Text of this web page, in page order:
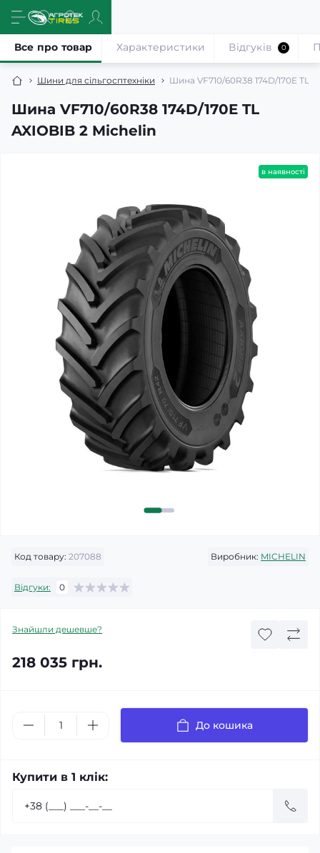
Шини для сільгосптехніки Шина VF710/60R38 174D/170E TL
Шина VF710/60R38 174D/170E TL
AXIOBIB 2 Michelin
Все про товар Характеристики Відгуків 0
в наявності
Код товару: 207088 Виробник: MICHELIN
Відгуки: 0
Знайшли дешевше?
218 035 грн.
До кошика
Купити в 1 клік: